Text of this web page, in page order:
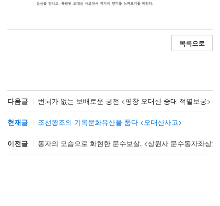
목록으로
다음글 번뇌가 없는 보배로운 궁전 <평창 오대산 중대 적멸보궁>
현재글 조선왕조의 기록문화유산을 품다 <오대산사고>
이전글 동자의 모습으로 화현한 문수보살, <상원사 문수동자좌상>